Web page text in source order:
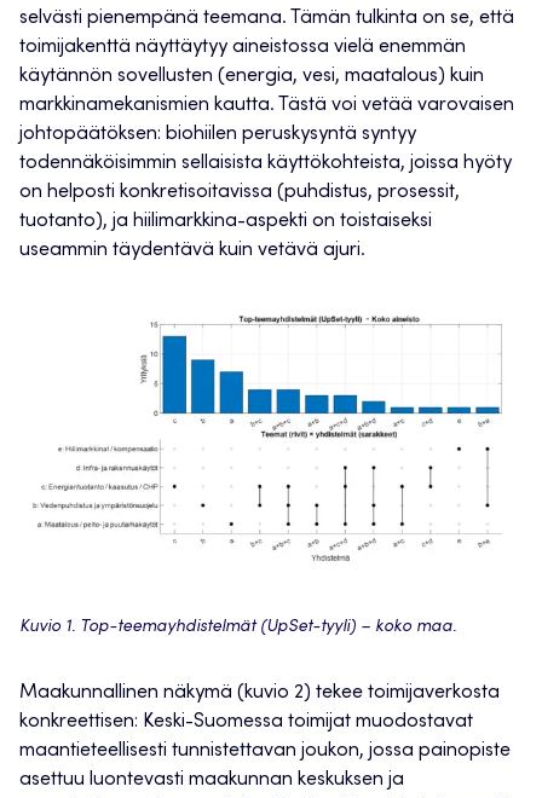
selvästi pienempänä teemana. Tämän tulkinta on se, että
toimijakenttä näyttäytyy aineistossa vielä enemmän
käytännön sovellusten (energia, vesi, maatalous) kuin
markkinamekanismien kautta. Tästä voi vetää varovaisen
johtopäätöksen: biohiilen peruskysyntä syntyy
todennäköisimmin sellaisista käyttökohteista, joissa hyöty
on helposti konkretisoitavissa (puhdistus, prosessit,
tuotanto), ja hiilimarkkina-aspekti on toistaiseksi
useammin täydentävä kuin vetävä ajuri.
Kuvio 1. Top-teemayhdistelmät (UpSet-tyyli) – koko maa.
Maakunnallinen näkymä (kuvio 2) tekee toimijaverkosta
konkreettisen: Keski-Suomessa toimijat muodostavat
maantieteellisesti tunnistettavan joukon, jossa painopiste
asettuu luontevasti maakunnan keskuksen ja